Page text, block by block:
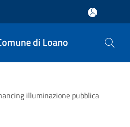
di Loano
illuminazione pubblica